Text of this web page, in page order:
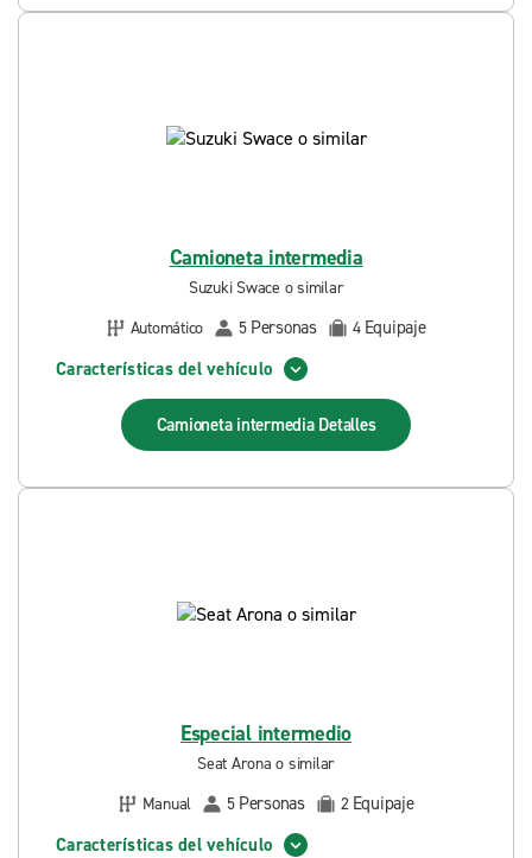
Camioneta intermedia
Suzuki Swace o similar
Automático
5 Personas 4 Equipaje
Características del vehículo
Camioneta intermedia Detalles
Especial intermedio
Seat Arona o similar
Manual
5 Personas 2 Equipaje
Características del vehículo